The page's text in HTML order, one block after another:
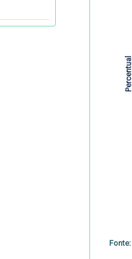
Percentual
Fonte: